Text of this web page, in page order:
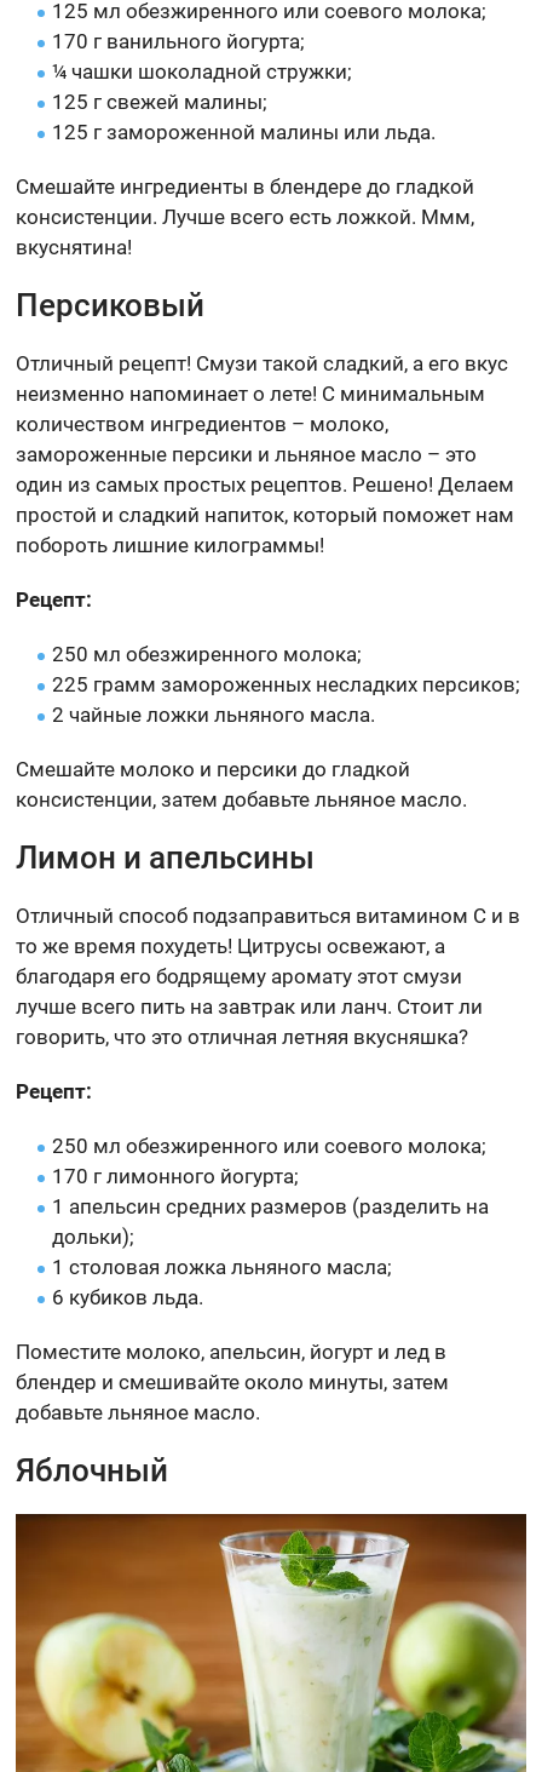
125 мл обезжиренного или соевого молока;
170 г ванильного йогурта;
¼ чашки шоколадной стружки;
125 г свежей малины;
125 г замороженной малины или льда.
Смешайте ингредиенты в блендере до гладкой
консистенции. Лучше всего есть ложкой. Ммм,
вкуснятина!
Персиковый
Отличный рецепт! Смузи такой сладкий, а его вкус
неизменно напоминает о лете! С минимальным
количеством ингредиентов – молоко,
замороженные персики и льняное масло – это
один из самых простых рецептов. Решено! Делаем
простой и сладкий напиток, который поможет нам
побороть лишние килограммы!
Рецепт:
250 мл обезжиренного молока;
225 грамм замороженных несладких персиков;
2 чайные ложки льняного масла.
Смешайте молоко и персики до гладкой
консистенции, затем добавьте льняное масло.
Лимон и апельсины
Отличный способ подзаправиться витамином С и в
то же время похудеть! Цитрусы освежают, а
благодаря его бодрящему аромату этот смузи
лучше всего пить на завтрак или ланч. Стоит ли
говорить, что это отличная летняя вкусняшка?
Рецепт:
250 мл обезжиренного или соевого молока;
170 г лимонного йогурта;
1 апельсин средних размеров (разделить на
дольки);
1 столовая ложка льняного масла;
6 кубиков льда.
Поместите молоко, апельсин, йогурт и лед в
блендер и смешивайте около минуты, затем
добавьте льняное масло.
Яблочный